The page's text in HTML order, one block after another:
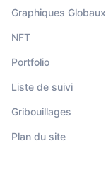
Graphiques Globaux
NFT
Portfolio
Liste de suivi
Gribouillages
Plan du site